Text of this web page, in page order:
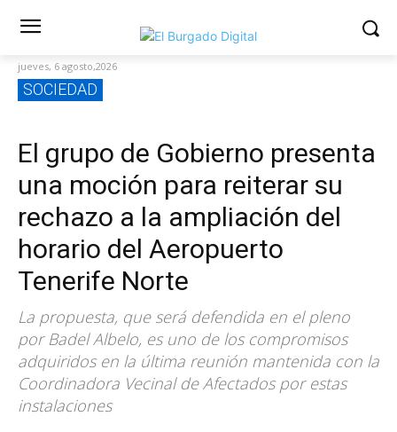
jueves, 6 agosto,2026
SOCIEDAD
El grupo de Gobierno presenta
una moción para reiterar su
rechazo a la ampliación del
horario del Aeropuerto
Tenerife Norte
La propuesta, que será defendida en el pleno
por Badel Albelo, es uno de los compromisos
adquiridos en la última reunión mantenida con la
Coordinadora Vecinal de Afectados por estas
instalaciones